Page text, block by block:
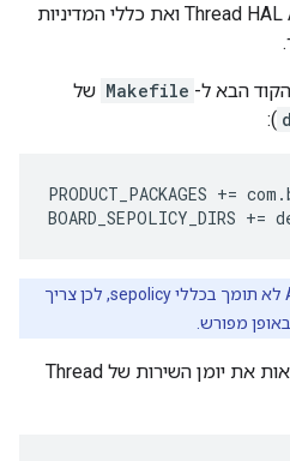
האחרון הוא להוסיף את Thread HAL APEX ואת כללי המדיניות
הבא ל- Makefile של
):
PRODUCT_PACKAGES +=
BOARD_SEPOLICY_DIRS
לצערנו, המודול APEX לא תומך בכללי sepolicy, לכן צריך
אם הכל פועל, עכשיו תוכלו לראות את יומן השירות של Thread